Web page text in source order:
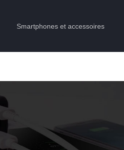
Smartphones et accessoires